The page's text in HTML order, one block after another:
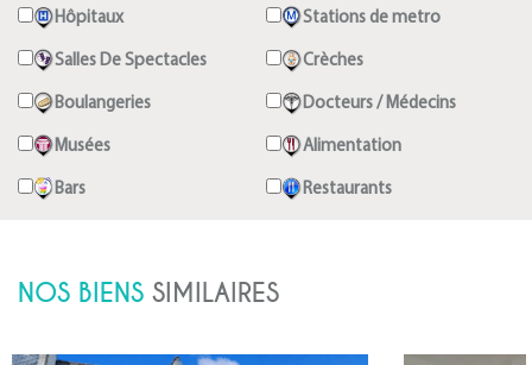
Hôpitaux Stations de metro
Salles De Spectacles Crèches
Boulangeries Docteurs / Médecins
Musées Alimentation
Bars Restaurants
NOS BIENS SIMILAIRES